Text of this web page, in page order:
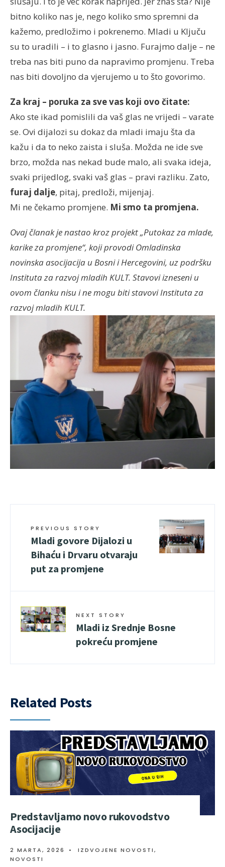
bitno koliko nas je, nego koliko smo spremni da
kažemo, predložimo i pokrenemo. Mladi u Ključu
su to uradili – i to glasno i jasno. Furajmo dalje – ne
treba nas biti puno da napravimo promjenu. Treba
nas biti dovoljno da vjerujemo u to što govorimo.
Za kraj – poruka za sve vas koji ovo čitate:
Ako ste ikad pomislili da vaš glas ne vrijedi – varate
se. Ovi dijalozi su dokaz da mladi imaju šta da
kažu i da to neko zaista i sluša. Možda ne ide sve
brzo, možda nas nekad bude malo, ali svaka ideja,
svaki prijedlog, svaki vaš glas – pravi razliku. Zato,
furaj dalje, pitaj, predloži, mijenjaj.
Mi ne čekamo promjene. Mi smo ta promjena.
Ovaj članak je nastao kroz projekt „Putokaz za mlade,
karike za promjene“, koji provodi Omladinska
novinska asocijacija u Bosni i Hercegovini, uz podršku
Instituta za razvoj mladih KULT. Stavovi izneseni u
ovom članku nisu i ne mogu biti stavovi Instituta za
razvoj mladih KULT.
PREVIOUS STORY
Mladi govore Dijalozi u
Bihaću i Drvaru otvaraju
put za promjene
NEXT STORY
Mladi iz Srednje Bosne
pokreću promjene
Related Posts
Predstavljamo novo rukovodstvo
Asocijacije
2 MARTA, 2026 • IZDVOJENE NOVOSTI,
NOVOSTI